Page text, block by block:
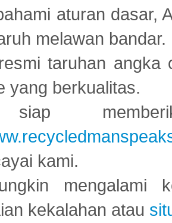
aturan dasar,
melawan bandar.
taruhan
yang berkualitas.
siap
kami.
mengalami
kekalahan atau